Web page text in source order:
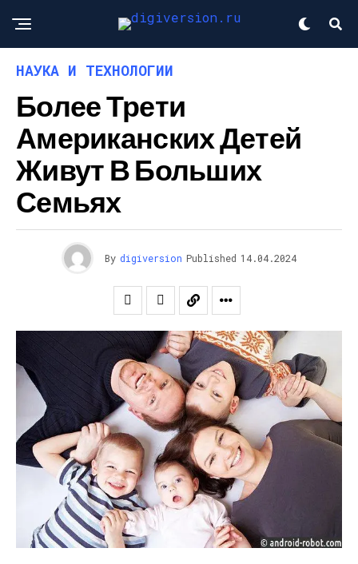
НАУКА И ТЕХНОЛОГИИ
Более Трети
Американских Детей
Живут В Больших
Семьях
By digiversion Published 14.04.2024